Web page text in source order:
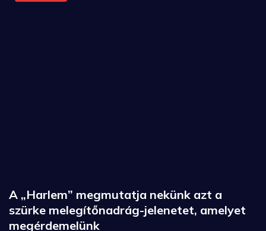
A „Harlem” megmutatja nekünk azt a
szürke melegítőnadrág-jelenetet, amelyet
megérdemelünk